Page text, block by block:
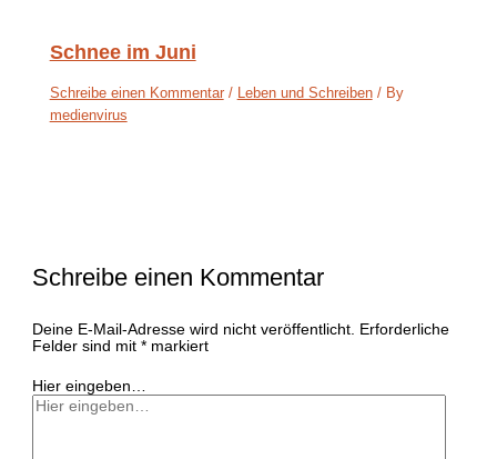
Schnee im Juni
Schreibe einen Kommentar / Leben und Schreiben/ By
medienvirus
Schreibe einen Kommentar
Deine E-Mail-Adresse wird nicht veröffentlicht. Erforderliche
Felder sind mit* markiert
Hier eingeben…